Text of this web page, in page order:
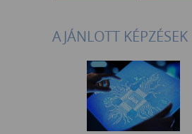
AJÁNLOTT KÉPZÉSEK